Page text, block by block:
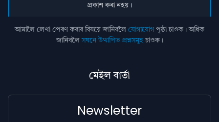
প্ৰকাশ কৰা নহয়।
আমালৈ লেখা প্ৰেৰণ কৰাৰ বিষয়ে জানিবলৈ যোগাযোগ পৃষ্ঠা চাওক। অধিক
জানিবলৈসঘনে উত্থাপিত প্ৰশ্নসমূহচাওক।
মেইল বাৰ্তা
Newsletter